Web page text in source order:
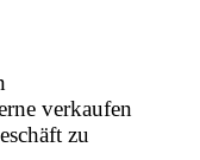
verkaufen
zu